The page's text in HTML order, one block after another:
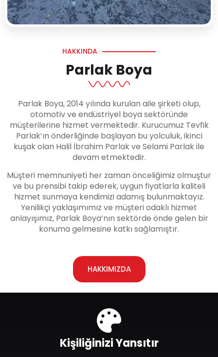
HAKKINDA
Parlak Boya
Parlak Boya, 2014 yılında kurulan aile şirketi olup,
otomotiv ve endüstriyel boya sektöründe
müşterilerine hizmet vermektedir. Kurucumuz Tevfik
Parlak’ın önderliğinde başlayan bu yolculuk, ikinci
kuşak olan Halil İbrahim Parlak ve Selami Parlak ile
devam etmektedir.
Müşteri memnuniyeti her zaman önceliğimiz olmuştur
ve bu prensibi takip ederek, uygun fiyatlarla kaliteli
hizmet sunmaya kendimizi adamış bulunmaktayız.
Yenilikçi yaklaşımımız ve müşteri odaklı hizmet
anlayışımız, Parlak Boya’nın sektörde önde gelen bir
konuma gelmesine katkı sağlamıştır.
HAKKIMIZDA
Kişiliğinizi Yansıtır